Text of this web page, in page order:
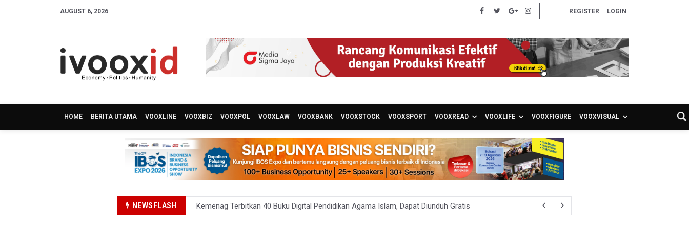
AUGUST 6, 2026 REGISTER LOGIN
HOME BERITA UTAMA VOOXLINE VOOXBIZ VOOXPOL VOOXLAW VOOXBANK VOOXSTOCK VOOXSPORT VOOXREAD VOOXLIFE VOOXFIGURE VOOXVISUAL
NEWSFLASH
Kemenag Terbitkan 40 Buku Digital Pendidikan Agama Islam, Dapat Diunduh Gratis